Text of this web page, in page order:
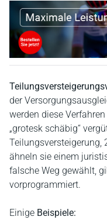
der
werden diese
„grotesk schäbig“
Teilungsversteigerung,
ähneln sie einem
falsche Weg gewählt,
vorprogrammiert.
Einige Beispiele: